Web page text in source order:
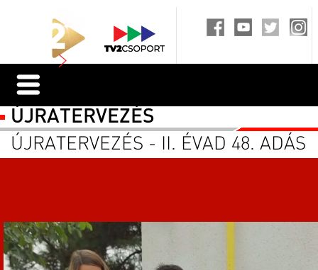
ÚJRATERVEZÉS
ÚJRATERVEZÉS - II. ÉVAD 48. ADÁS